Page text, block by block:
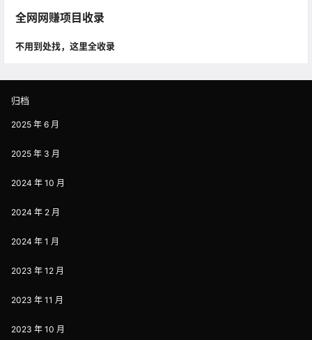
全网网赚项目收录
不用到处找，这里全收录
归档
2025 年 6 月
2025 年 3 月
2024 年 10 月
2024 年 2 月
2024 年 1 月
2023 年 12 月
2023 年 11 月
2023 年 10 月